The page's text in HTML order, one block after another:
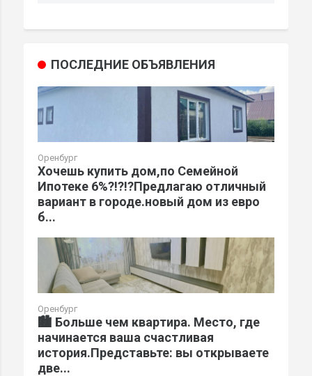
ПОСЛЕДНИЕ ОБЪЯВЛЕНИЯ
Оренбург
Хочешь купить дом,по Семейной
Ипотеке 6%?!?!?Предлагаю отличный
вариант в городе.новый дом из евро
б...
Оренбург
🏙️ Больше чем квартира. Место, где
начинается ваша счастливая
история.Представьте: вы открываете
две...